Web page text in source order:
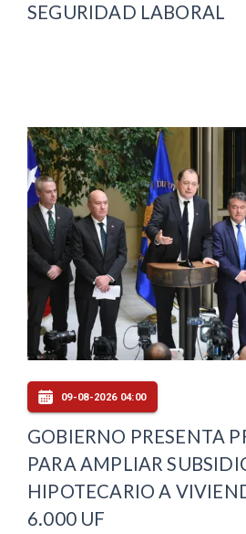
SEGURIDAD LABORAL
09-08-2026 04:00
GOBIERNO PRESENTA
PARA AMPLIAR
HIPOTECARIO A
6.000 UF